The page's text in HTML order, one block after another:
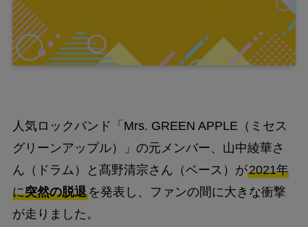
人気ロックバンド「Mrs. GREEN APPLE（ミセス
グリーンアップル）」の元メンバー、山中綾華さ
ん（ドラム）と髙野清宗さん（ベース）が2021年
に突然の脱退を発表し、ファンの間に大きな衝撃
が走りました。